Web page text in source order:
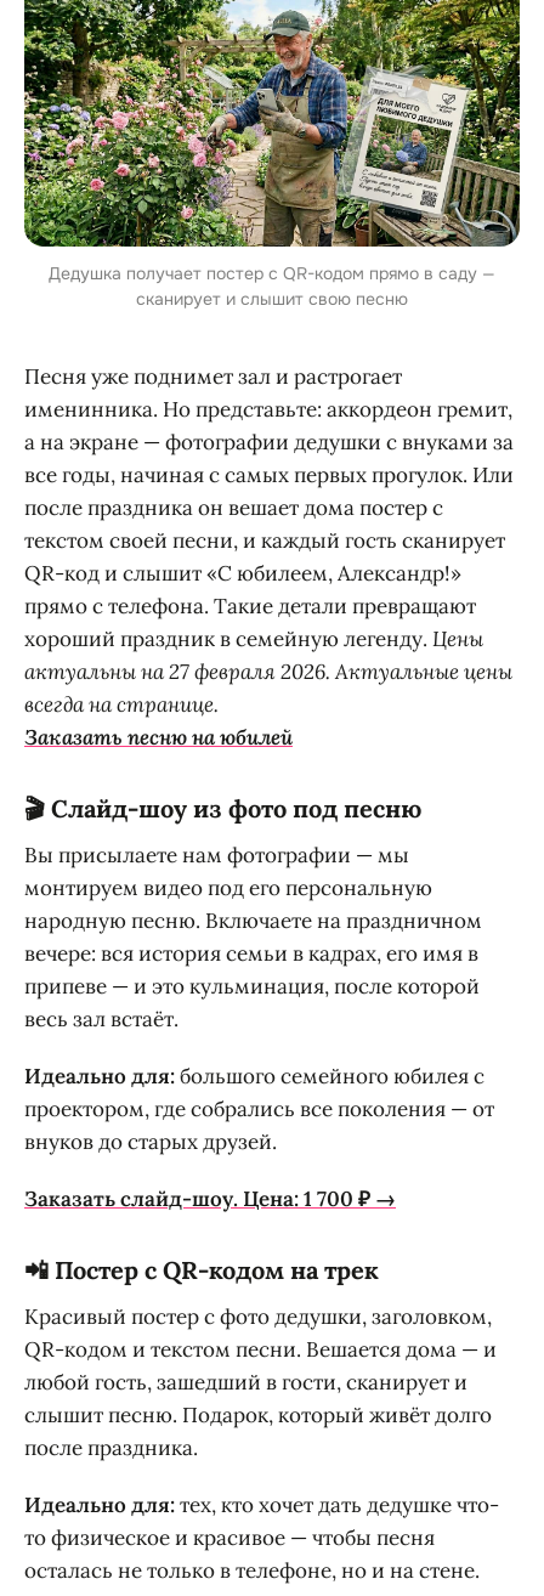
Дедушка получает постер с QR-кодом прямо в саду —
сканирует и слышит свою песню
Песня уже поднимет зал и растрогает
именинника. Но представьте: аккордеон гремит,
а на экране — фотографии дедушки с внуками за
все годы, начиная с самых первых прогулок. Или
после праздника он вешает дома постер с
текстом своей песни, и каждый гость сканирует
QR-код и слышит «С юбилеем, Александр!»
прямо с телефона. Такие детали превращают
хороший праздник в семейную легенду. Цены
актуальны на 27 февраля 2026. Актуальные цены
всегда на странице.
Заказать песню на юбилей
🎬 Слайд-шоу из фото под песню
Вы присылаете нам фотографии — мы
монтируем видео под его персональную
народную песню. Включаете на праздничном
вечере: вся история семьи в кадрах, его имя в
припеве — и это кульминация, после которой
весь зал встаёт.
Идеально для:большого семейного юбилея с
проектором, где собрались все поколения — от
внуков до старых друзей.
Заказать слайд-шоу. Цена: 1 700 ₽ →
📲 Постер с QR-кодом на трек
Красивый постер с фото дедушки, заголовком,
QR-кодом и текстом песни. Вешается дома — и
любой гость, зашедший в гости, сканирует и
слышит песню. Подарок, который живёт долго
после праздника.
Идеально для:тех, кто хочет дать дедушке что-
то физическое и красивое — чтобы песня
осталась не только в телефоне, но и на стене.